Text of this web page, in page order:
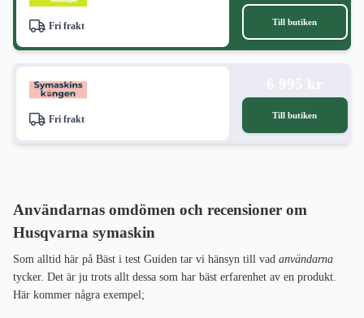
Fri frakt Till butiken
Fri frakt Till butiken
Användarnas omdömen och recensioner om
Husqvarna symaskin
Som alltid här på Bäst i test Guiden tar vi hänsyn till vad användarna
tycker. Det är ju trots allt dessa som har bäst erfarenhet av en produkt.
Här kommer några exempel;